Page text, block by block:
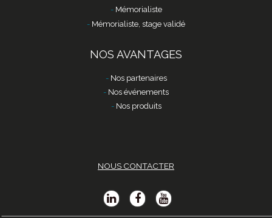
Mémorialiste
Mémorialiste, stage validé
NOS AVANTAGES
Nos partenaires
Nos événements
Nos produits
NOUS CONTACTER